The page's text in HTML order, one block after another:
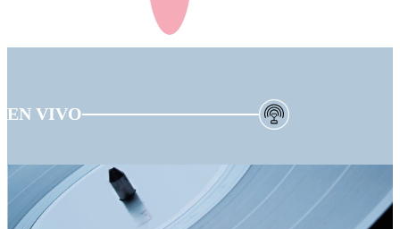
EN VIVO